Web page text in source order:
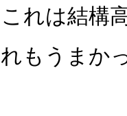
れは結構
もうまか